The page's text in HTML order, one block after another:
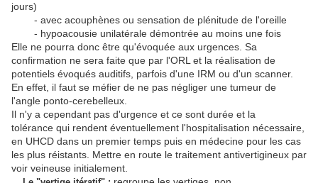
jours)
- avec acouphènes ou sensation de plénitude de l'oreille
- hypoacousie unilatérale démontrée au moins une fois
Elle ne pourra donc être qu'évoquée aux urgences. Sa
confirmation ne sera faite que par l'ORL et la réalisation de
potentiels évoqués auditifs, parfois d'une IRM ou d'un scanner.
En effet, il faut se méfier de ne pas négliger une tumeur de
l'angle ponto-cerebelleux.
Il n'y a cependant pas d'urgence et ce sont durée et la
tolérance qui rendent éventuellement l'hospitalisation nécessaire,
en UHCD dans un premier temps puis en médecine pour les cas
les plus réistants. Mettre en route le traitement antivertigineux par
voir veineuse initialement.